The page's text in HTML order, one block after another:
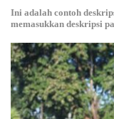
Ini adalah contoh
memasukkan deskripsi